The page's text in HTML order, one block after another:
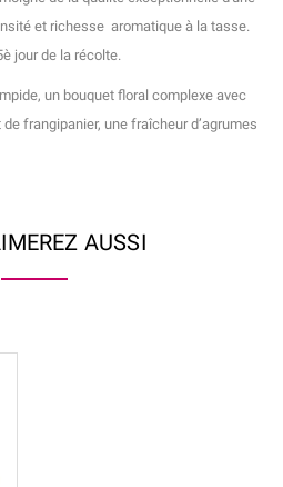
et richesse aromatique à la tasse.
jour de la récolte.
un bouquet floral complexe avec
frangipanier, une fraîcheur d’agrumes
AUSSI